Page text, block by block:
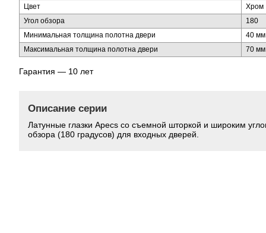
Цвет
Хром
Угол обзора
180
Минимальная толщина полотна двери
40 мм
Максимальная толщина полотна двери
70 мм
Гарантия — 10 лет
Описание серии
Латунные глазки Apecs со съемной шторкой и широким
обзора (180 градусов) для входных дверей.